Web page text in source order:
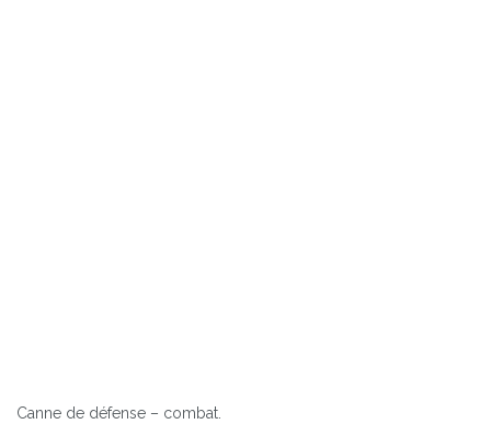
Canne de défense – combat.